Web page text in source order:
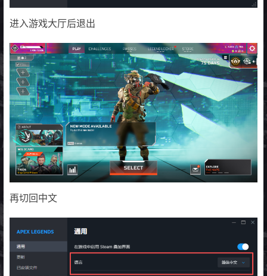
进入游戏大厅后退出
再切回中文